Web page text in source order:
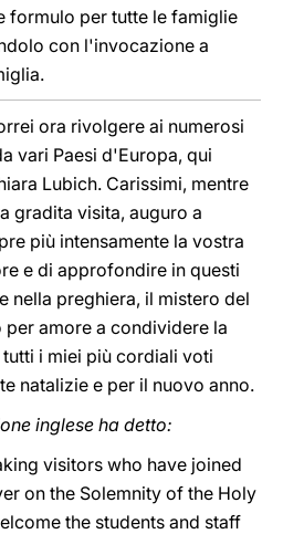
formulo per tutte le famiglie
con l'invocazione a
ora rivolgere ai numerosi
vari Paesi d'Europa, qui
Lubich. Carissimi, mentre
gradita visita, auguro a
più intensamente la vostra
e di approfondire in questi
nella preghiera, il mistero del
amore a condividere la
i miei più cordiali voti
natalizie e per il nuovo anno.
inglese ha detto:
visitors who have joined
on the Solemnity of the Holy
the students and staff